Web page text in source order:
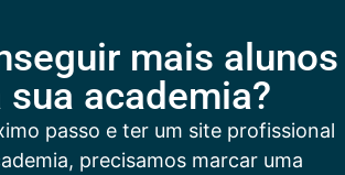
mais alunos
sua academia?
passo e ter um site profissional
precisamos marcar uma